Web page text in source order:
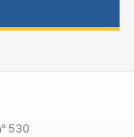
530